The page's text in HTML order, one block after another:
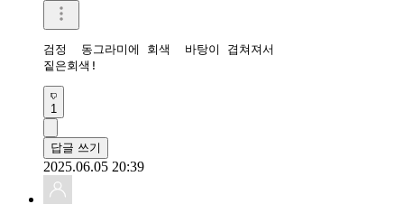
검정  동그라미에 회색  바탕이 겹쳐져서
짙은회색!
1
답글 쓰기
2025.06.05 20:39